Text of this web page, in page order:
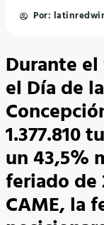
Por:
Durante
el Día de
1.377.810
un 43,5%
feriado de
CAME, la